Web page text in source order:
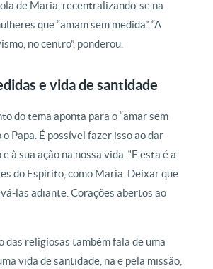
de Maria, recentralizando-se na
que “amam sem medida”. “A
no centro”, ponderou.
e vida de santidade
do tema aponta para o “amar sem
o Papa. É possível fazer isso ao dar
à sua ação na nossa vida. “E esta é a
do Espírito, como Maria. Deixar que
las adiante. Corações abertos ao
das religiosas também fala de uma
vida de santidade, na e pela missão,